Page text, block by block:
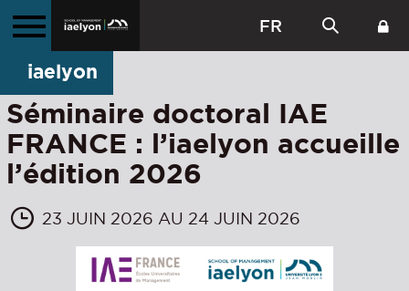
FR
iaelyon
Séminaire doctoral IAE
FRANCE : l’iaelyon accueille
l’édition 2026
23 JUIN 2026 AU 24 JUIN 2026